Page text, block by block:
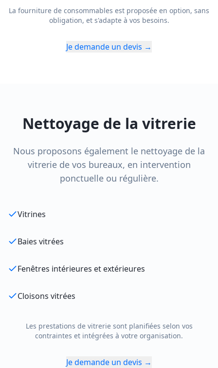
La fourniture de consommables est proposée en option, sans
obligation, et s'adapte à vos besoins.
Je demande un devis →
Nettoyage de la vitrerie
Nous proposons également le nettoyage de la
vitrerie de vos bureaux, en intervention
ponctuelle ou régulière.
Vitrines
Baies vitrées
Fenêtres intérieures et extérieures
Cloisons vitrées
Les prestations de vitrerie sont planifiées selon vos
contraintes et intégrées à votre organisation.
Je demande un devis →